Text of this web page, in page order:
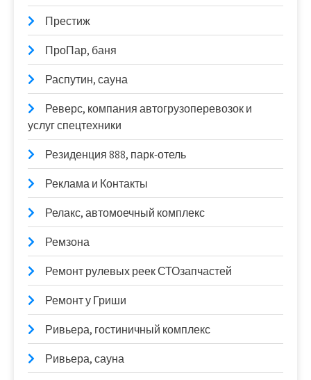
Престиж
ПроПар, баня
Распутин, сауна
Реверс, компания автогрузоперевозок и
услуг спецтехники
Резиденция 888, парк-отель
Реклама и Контакты
Релакс, автомоечный комплекс
Ремзона
Ремонт рулевых реек СТОзапчастей
Ремонт у Гриши
Ривьера, гостиничный комплекс
Ривьера, сауна